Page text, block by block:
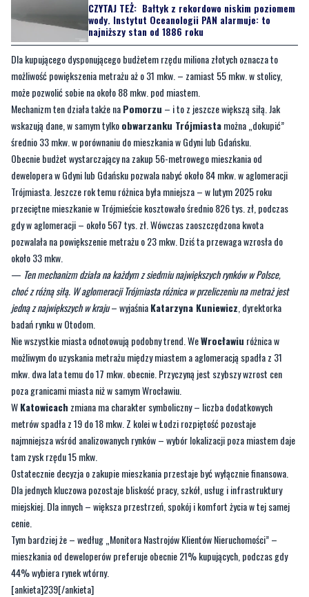
CZYTAJ TEŻ: Bałtyk z rekordowo niskim poziomem
wody. Instytut Oceanologii PAN alarmuje: to
najniższy stan od 1886 roku
Dla kupującego dysponującego budżetem rzędu miliona złotych oznacza to
możliwość powiększenia metrażu aż o 31 mkw. – zamiast 55 mkw. w stolicy,
może pozwolić sobie na około 88 mkw. pod miastem.
Mechanizm ten działa także naPomorzu – i to z jeszcze większą siłą. Jak
wskazują dane, w samym tylkoobwarzanku Trójmiastamożna „dokupić”
średnio 33 mkw. w porównaniu do mieszkania w Gdyni lub Gdańsku.
Obecnie budżet wystarczający na zakup 56-metrowego mieszkania od
dewelopera w Gdyni lub Gdańsku pozwala nabyć około 84 mkw. w aglomeracji
Trójmiasta. Jeszcze rok temu różnica była mniejsza – w lutym 2025 roku
przeciętne mieszkanie w Trójmieście kosztowało średnio 826 tys. zł, podczas
gdy w aglomeracji – około 567 tys. zł. Wówczas zaoszczędzona kwota
pozwalała na powiększenie metrażu o 23 mkw. Dziś ta przewaga wzrosła do
około 33 mkw.
— Ten mechanizm działa na każdym z siedmiu największych rynków w Polsce,
choć z różną siłą. W aglomeracji Trójmiasta różnica w przeliczeniu na metraż jest
jedną z największych w kraju– wyjaśniaKatarzyna Kuniewicz , dyrektorka
badań rynku w Otodom.
Nie wszystkie miasta odnotowują podobny trend. WeWrocławiu różnica w
możliwym do uzyskania metrażu między miastem a aglomeracją spadła z 31
mkw. dwa lata temu do 17 mkw. obecnie. Przyczyną jest szybszy wzrost cen
poza granicami miasta niż w samym Wrocławiu.
WKatowicach zmiana ma charakter symboliczny – liczba dodatkowych
metrów spadła z 19 do 18 mkw. Z kolei w Łodzi rozpiętość pozostaje
najmniejsza wśród analizowanych rynków – wybór lokalizacji poza miastem daje
tam zysk rzędu 15 mkw.
Ostatecznie decyzja o zakupie mieszkania przestaje być wyłącznie finansowa.
Dla jednych kluczowa pozostaje bliskość pracy, szkół, usług i infrastruktury
miejskiej. Dla innych – większa przestrzeń, spokój i komfort życia w tej samej
cenie.
Tym bardziej że – według „Monitora Nastrojów Klientów Nieruchomości” –
mieszkania od deweloperów preferuje obecnie 21% kupujących, podczas gdy
44% wybiera rynek wtórny.
[ankieta]239[/ankieta]